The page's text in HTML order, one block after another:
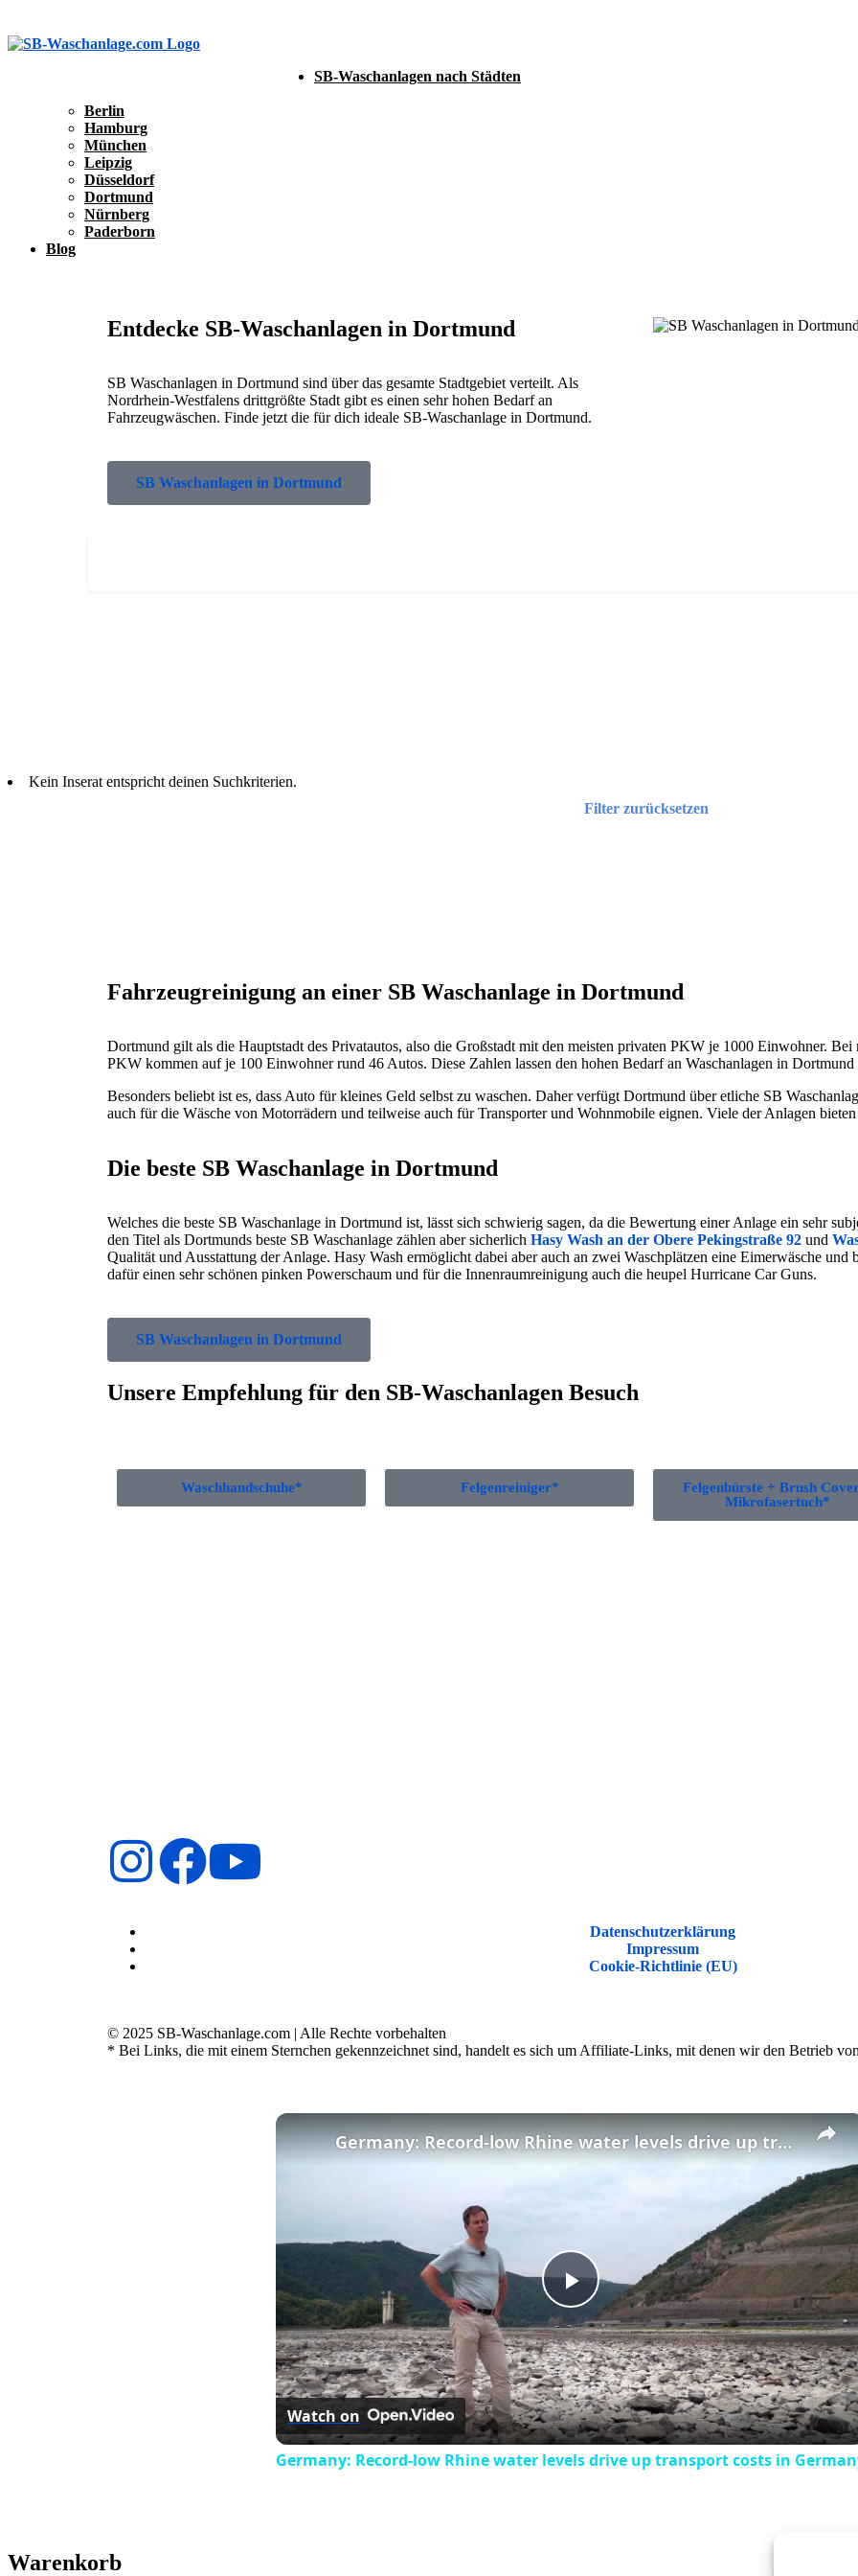
SB-Waschanlagen nach Städten
Berlin
Hamburg
München
Leipzig
Düsseldorf
Dortmund
Nürnberg
Paderborn
Blog
Entdecke SB-Waschanlagen in Dortmund
SB Waschanlagen in Dortmund sind über das gesamte Stadtgebiet verteilt. Als
Nordrhein-Westfalens drittgrößte Stadt gibt es einen sehr hohen Bedarf an
Fahrzeugwäschen. Finde jetzt die für dich ideale SB-Waschanlage in Dortmund.
SB Waschanlagen in Dortmund
Kein Inserat entspricht deinen Suchkriterien.
Filter zurücksetzen
Fahrzeugreinigung an einer SB Waschanlage in Dortmund
Dortmund gilt als die Hauptstadt des Privatautos, also die Großstadt mit den meisten privaten PKW je 1000 Einwohner.
PKW kommen auf je 100 Einwohner rund 46 Autos. Diese Zahlen lassen den hohen Bedarf an Waschanlagen in
Besonders beliebt ist es, dass Auto für kleines Geld selbst zu waschen. Daher verfügt Dortmund über etliche SB
auch für die Wäsche von Motorrädern und teilweise auch für Transporter und Wohnmobile eignen. Viele der Anlagen
Die beste SB Waschanlage in Dortmund
Welches die beste SB Waschanlage in Dortmund ist, lässt sich schwierig sagen, da die Bewertung einer Anlage ein sehr
den Titel als Dortmunds beste SB Waschanlage zählen aber sicherlich Hasy Wash an der Obere Pekingstraße 92 und
Qualität und Ausstattung der Anlage. Hasy Wash ermöglicht dabei aber auch an zwei Waschplätzen eine Eimerwäsche und
dafür einen sehr schönen pinken Powerschaum und für die Innenraumreinigung auch die heupel Hurricane Car Guns.
SB Waschanlagen in Dortmund
Unsere Empfehlung für den SB-Waschanlagen Besuch
Waschhandschuhe* Felgenreiniger*
Felgenbürste + Brush
Mikrofasertuch*
Datenschutzerklärung
Impressum
Cookie-Richtlinie (EU)
© 2025 SB-Waschanlage.com | Alle Rechte vorbehalten
* Bei Links, die mit einem Sternchen gekennzeichnet sind, handelt es sich um Affiliate-Links, mit denen wir den Betrieb
×
Play
Video
Germany: Record-low Rhine water levels drive up transport costs in Germany.
Watch on
Germany: Record-low Rhine water levels drive up transport costs in
Warenkorb